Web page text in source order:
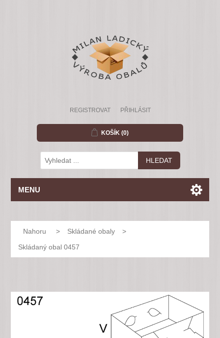
REGISTROVAT PŘIHLÁSIT
KOŠÍK (0)
MENU
Nahoru > Skládané obaly
>
Skládaný obal 0457